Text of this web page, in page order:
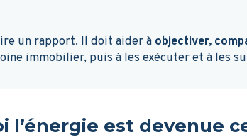
un rapport. Il doit aider à objectiver,
immobilier, puis à les exécuter et à les
l’énergie est devenue